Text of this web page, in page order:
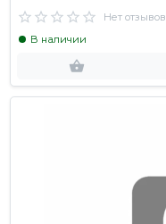
Нет отзывов
В наличии